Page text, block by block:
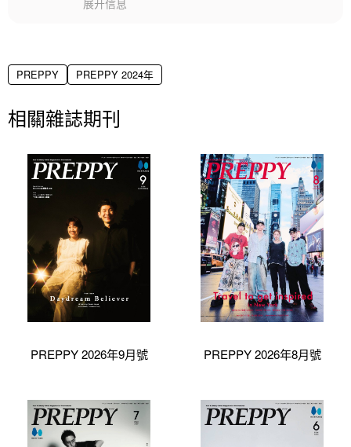
展开信息
PREPPY PREPPY 2024年
相關雜誌期刊
PREPPY 2026年9月號 PREPPY 2026年8月號